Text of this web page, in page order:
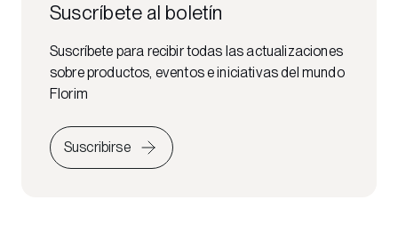
Suscríbete al boletín
Suscríbete para recibir todas las actualizaciones
sobre productos, eventos e iniciativas del mundo
Florim
Suscribirse